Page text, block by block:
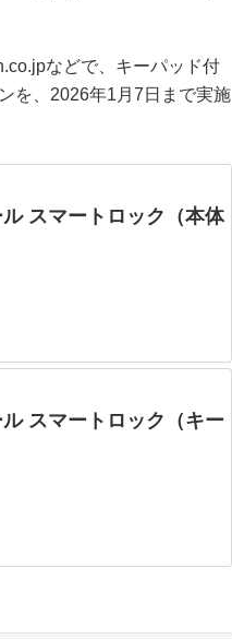
などで、キーパッド付
を、2026年1月7日まで実施
スマートロック（本体
スマートロック（キー